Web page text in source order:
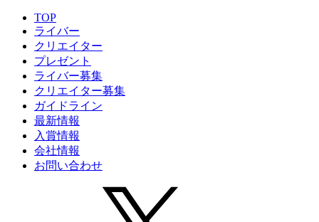
TOP
ライバー
クリエイター
プレゼント
ライバー募集
クリエイター募集
ガイドライン
最新情報
入賞情報
会社情報
お問い合わせ